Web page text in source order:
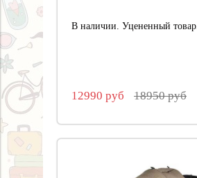
В наличии. Уцененный товар.
12990 руб 18950 руб